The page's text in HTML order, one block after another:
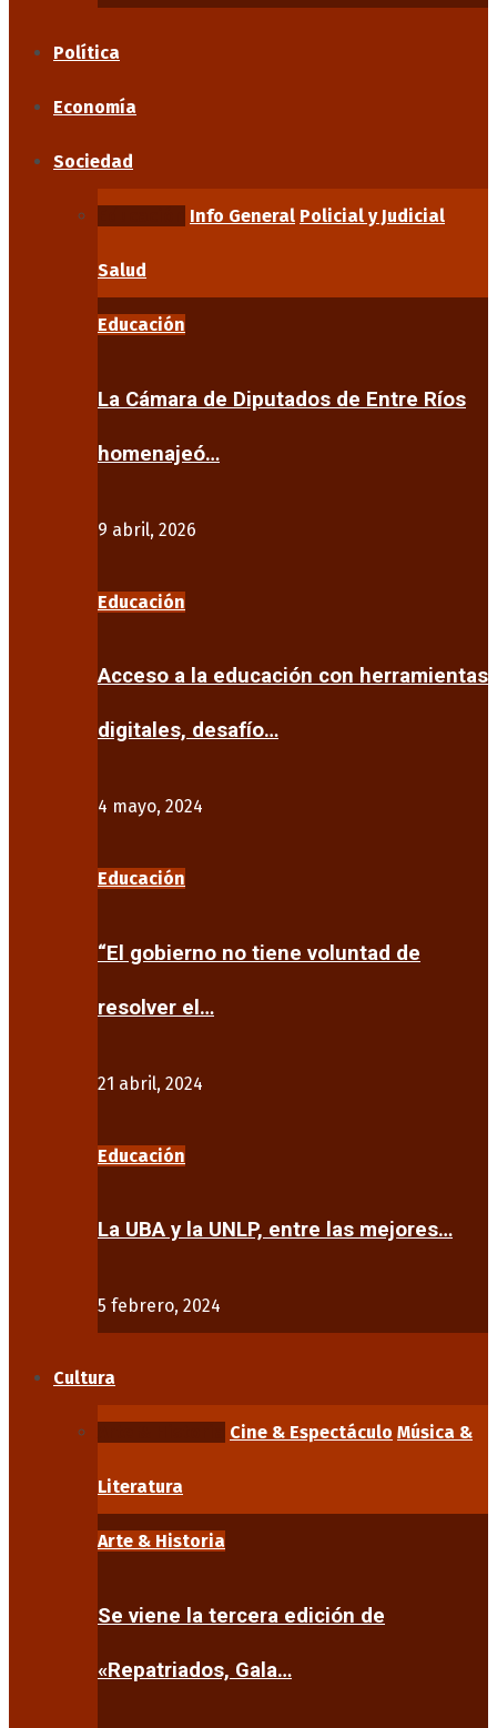
Política
Economía
Sociedad
Info General Policial y Judicial
Salud
Educación
La Cámara de Diputados de Entre Ríos
homenajeó…
9 abril, 2026
Educación
Acceso a la educación con herramientas
digitales, desafío…
4 mayo, 2024
Educación
“El gobierno no tiene voluntad de
resolver el…
21 abril, 2024
Educación
La UBA y la UNLP, entre las mejores…
5 febrero, 2024
Cultura
Cine & Espectáculo Música &
Literatura
Arte & Historia
Se viene la tercera edición de
«Repatriados, Gala…